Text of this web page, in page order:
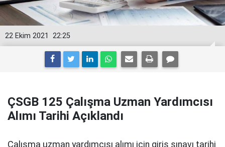
22:25
22 Ekim 2021
ÇSGB 125 Çalışma Uzman Yardımcısı
Alımı Tarihi Açıklandı
Çalışma uzman yardımcısı alımı için giriş sınavı tarihi